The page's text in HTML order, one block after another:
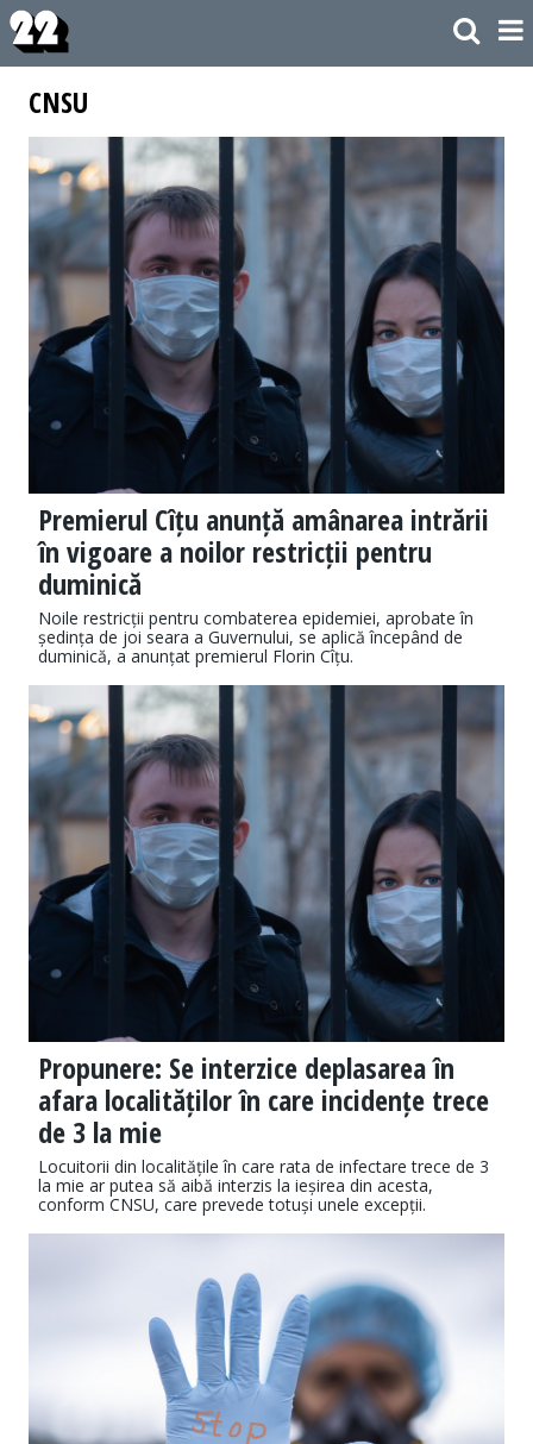
CNSU
Premierul Cîțu anunță amânarea intrării
în vigoare a noilor restricții pentru
duminică
Noile restricții pentru combaterea epidemiei, aprobate în
ședința de joi seara a Guvernului, se aplică începând de
duminică, a anunțat premierul Florin Cîțu.
Propunere: Se interzice deplasarea în
afara localităților în care incidențe trece
de 3 la mie
Locuitorii din localitățile în care rata de infectare trece de 3
la mie ar putea să aibă interzis la ieșirea din acesta,
conform CNSU, care prevede totuși unele excepții.